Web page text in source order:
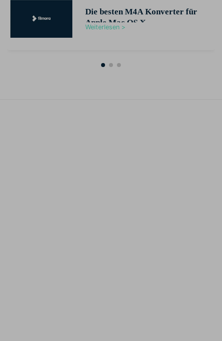
Die besten M4A Konverter für
Apple Mac OS X
Weiterlesen >